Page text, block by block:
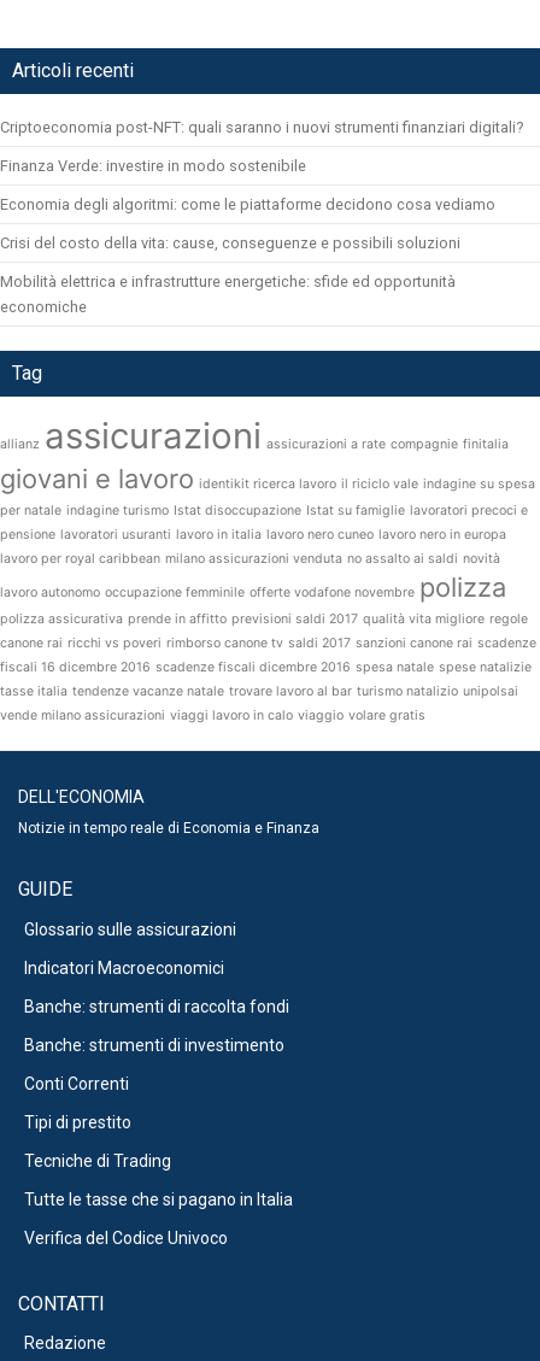
Articoli recenti
Criptoeconomia post-NFT: quali saranno i nuovi strumenti finanziari digitali?
Finanza Verde: investire in modo sostenibile
Economia degli algoritmi: come le piattaforme decidono cosa vediamo
Crisi del costo della vita: cause, conseguenze e possibili soluzioni
Mobilità elettrica e infrastrutture energetiche: sfide ed opportunità
economiche
Tag
allianz assicurazioni assicurazioni a rate compagnie finitalia
giovani e lavoro identikit ricerca lavoro il riciclo vale indagine su spesa
per natale indagine turismo Istat disoccupazione Istat su famiglie lavoratori precoci e
pensione lavoratori usuranti lavoro in italia lavoro nero cuneo lavoro nero in europa
lavoro per royal caribbean milano assicurazioni venduta no assalto ai saldi novità
lavoro autonomo occupazione femminile offerte vodafone novembre polizza
polizza assicurativa prende in affitto previsioni saldi 2017 qualità vita migliore regole
canone rai ricchi vs poveri rimborso canone tv saldi 2017 sanzioni canone rai scadenze
fiscali 16 dicembre 2016 scadenze fiscali dicembre 2016 spesa natale spese natalizie
tasse italia tendenze vacanze natale trovare lavoro al bar turismo natalizio unipolsai
vende milano assicurazioni viaggi lavoro in calo viaggio volare gratis
DELL'ECONOMIA
Notizie in tempo reale di Economia e Finanza
GUIDE
Glossario sulle assicurazioni
Indicatori Macroeconomici
Banche: strumenti di raccolta fondi
Banche: strumenti di investimento
Conti Correnti
Tipi di prestito
Tecniche di Trading
Tutte le tasse che si pagano in Italia
Verifica del Codice Univoco
CONTATTI
Redazione